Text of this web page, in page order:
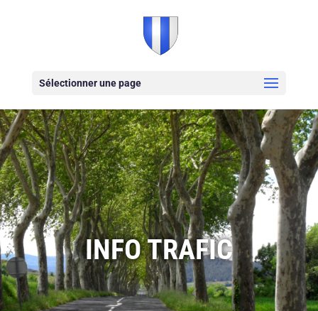
Sélectionner une page
INFO TRAFIC